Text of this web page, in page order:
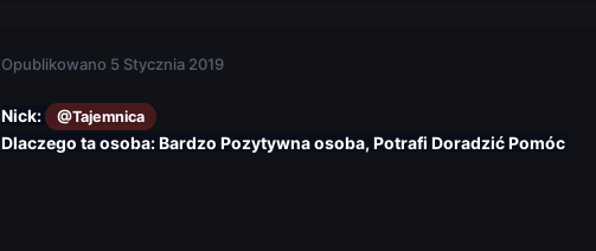
Opublikowano 5 Stycznia 2019
Nick: @Tajemnica
Dlaczego ta osoba: Bardzo Pozytywna osoba, Potrafi Doradzić Pomóc